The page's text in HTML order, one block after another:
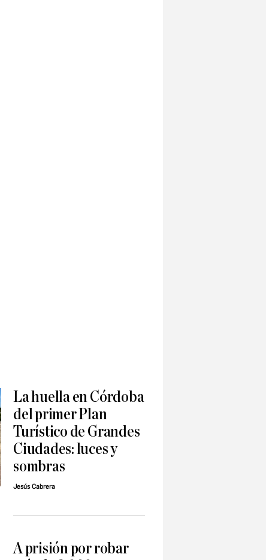
La huella en Córdoba
del primer Plan
Turístico de Grandes
Ciudades: luces y
sombras
Jesús Cabrera
A prisión por robar